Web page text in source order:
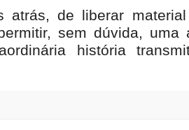
atrás, de liberar
sem dúvida, uma
história